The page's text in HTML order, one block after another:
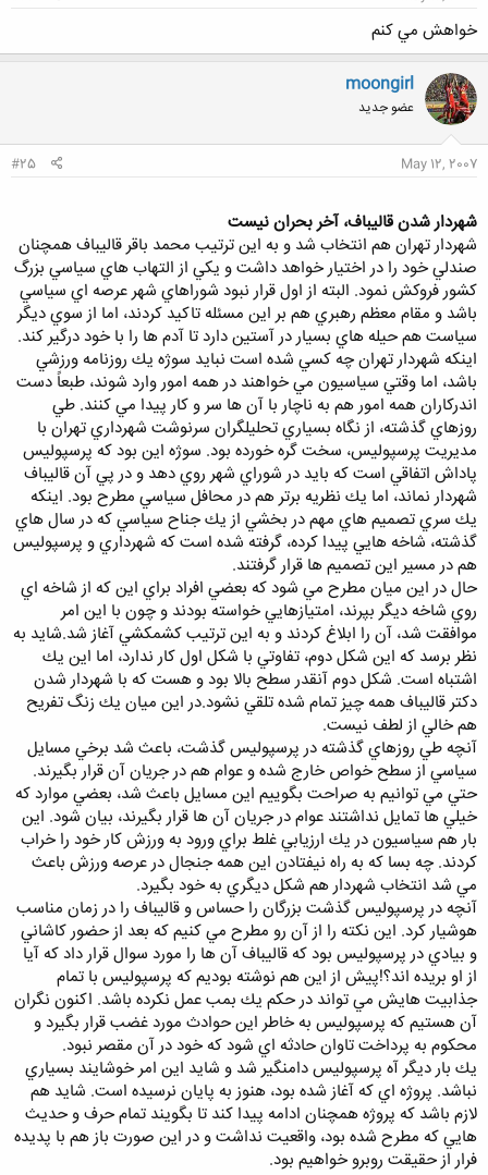
خواهش مي كنم
moongirl
عضو جدید
May 12, 2007
#25
شهردار شدن قاليباف، آخر بحران نيست
شهردار تهران هم انتخاب شد و به اين ترتيب محمد باقر قاليباف همچنان
صندلي خود را در اختيار خواهد داشت و يكي از التهاب هاي سياسي بزرگ
كشور فروكش نمود. البته از اول قرار نبود شوراهاي شهر عرصه اي سياسي
باشد و مقام معظم رهبري هم بر اين مسئله تاكيد كردند، اما از سوي ديگر
سياست هم حيله هاي بسيار در آستين دارد تا آدم ها را با خود درگير كند.
اينكه شهردار تهران چه كسي شده است نبايد سوژه يك روزنامه ورزشي
باشد، اما وقتي سياسيون مي خواهند در همه امور وارد شوند، طبعاً دست
اندركاران همه امور هم به ناچار با آن ها سر و كار پيدا مي كنند. طي
روزهاي گذشته، از نگاه بسياري تحليلگران سرنوشت شهرداري تهران با
مديريت پرسپوليس، سخت گره خورده بود. سوژه اين بود كه پرسپوليس
پاداش اتفاقي است كه بايد در شوراي شهر روي دهد و در پي آن قاليباف
شهردار نماند، اما يك نظريه برتر هم در محافل سياسي مطرح بود. اينكه
يك سري تصميم هاي مهم در بخشي از يك جناح سياسي كه در سال هاي
گذشته، شاخه هايي پيدا كرده، گرفته شده است كه شهرداري و پرسپوليس
هم در مسير اين تصميم ها قرار گرفتند.
حال در اين ميان مطرح مي شود كه بعضي افراد براي اين كه از شاخه اي
روي شاخه ديگر بپرند، امتيازهايي خواسته بودند و چون با اين امر
موافقت شد، آن را ابلاغ كردند و به اين ترتيب كشمكشي آغاز شد.شايد به
نظر برسد كه اين شكل دوم، تفاوتي با شكل اول كار ندارد، اما اين يك
اشتباه است. شكل دوم آنقدر سطح بالا بود و هست كه با شهردار شدن
دكتر قاليباف همه چيز تمام شده تلقي نشود.در اين ميان يك زنگ تفريح
هم خالي از لطف نيست.
آنچه طي روزهاي گذشته در پرسپوليس گذشت، باعث شد برخي مسايل
سياسي از سطح خواص خارج شده و عوام هم در جريان آن قرار بگيرند.
حتي مي توانيم به صراحت بگوييم اين مسايل باعث شد، بعضي موارد كه
خيلي ها تمايل نداشتند عوام در جريان آن ها قرار بگيرند، بيان شود. اين
بار هم سياسيون در يك ارزيابي غلط براي ورود به ورزش كار خود را خراب
كردند. چه بسا كه به راه نيفتادن اين همه جنجال در عرصه ورزش باعث
مي شد انتخاب شهردار هم شكل ديگري به خود بگيرد.
آنچه در پرسپوليس گذشت بزرگان را حساس و قاليباف را در زمان مناسب
هوشيار كرد. اين نكته را از آن رو مطرح مي كنيم كه بعد از حضور كاشاني
و بيادي در پرسپوليس بود كه قاليباف آن ها را مورد سوال قرار داد كه آيا
از او بريده اند؟!پيش از اين هم نوشته بوديم كه پرسپوليس با تمام
جذابيت هايش مي تواند در حكم يك بمب عمل نكرده باشد. اكنون نگران
آن هستيم كه پرسپوليس به خاطر اين حوادث مورد غضب قرار بگيرد و
محكوم به پرداخت تاوان حادثه اي شود كه خود در آن مقصر نبود.
يك بار ديگر آه پرسپوليس دامنگير شد و شايد اين امر خوشايند بسياري
نباشد. پروژه اي كه آغاز شده بود، هنوز به پايان نرسيده است. شايد هم
لازم باشد كه پروژه همچنان ادامه پيدا كند تا بگويند تمام حرف و حديث
هايي كه مطرح شده بود، واقعيت نداشت و در اين صورت باز هم با پديده
فرار از حقيقت روبرو خواهيم بود.